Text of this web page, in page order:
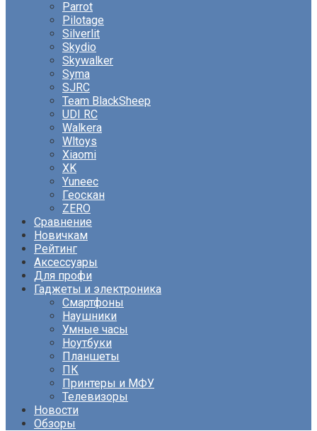
Parrot
Pilotage
Silverlit
Skydio
Skywalker
Syma
SJRC
Team BlackSheep
UDI RC
Walkera
Wltoys
Xiaomi
XK
Yuneec
Геоскан
ZERO
Сравнение
Новичкам
Рейтинг
Аксессуары
Для профи
Гаджеты и электроника
Смартфоны
Наушники
Умные часы
Ноутбуки
Планшеты
ПК
Принтеры и МФУ
Телевизоры
Новости
Обзоры